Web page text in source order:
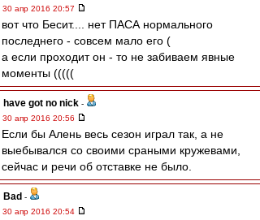
30 апр 2016 20:57
вот что Бесит.... нет ПАСА нормального
последнего - совсем мало его (
а если проходит он - то не забиваем явные
моменты (((((
have got no nick -
30 апр 2016 20:56
Если бы Алень весь сезон играл так, а не
выебывался со своими сраными кружевами,
сейчас и речи об отставке не было.
Bad -
30 апр 2016 20:54